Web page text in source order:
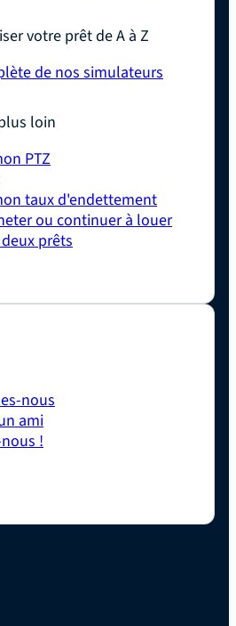
votre prêt de A à Z
de nos simulateurs
loin
PTZ
taux d'endettement
ou continuer à louer
prêts
nous
ami
!